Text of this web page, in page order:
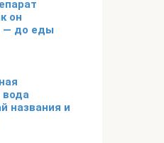
он
— до еды
вода
названия и